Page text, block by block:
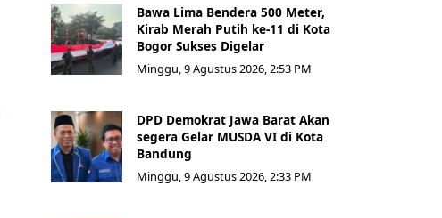
Bawa Lima Bendera 500 Meter,
Kirab Merah Putih ke-11 di Kota
Bogor Sukses Digelar
Minggu, 9 Agustus 2026, 2:53 PM
DPD Demokrat Jawa Barat Akan
segera Gelar MUSDA VI di Kota
Bandung
Minggu, 9 Agustus 2026, 2:33 PM